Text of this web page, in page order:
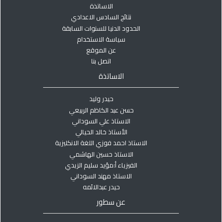
الاساتذة
نتائج السادس الاعدادي
الحدود الدنيا للسنوات السابقة
سياسة الاستخدام
عن الموقع
اتصل بنا
الاساتذة
حيدر وليد
حسن عبد الكاظم الربيعي
الاستاذ علي السوداني
الأستاذ خالد الحيالي
الاستاذ احمد فوزي اللغة الانكليزية
الاستاذ حسين الهاشمي
الفيزياء أ:مؤيد سليم الزيدي
الاستاذ مهند السوداني
حيدر عبدالائمه
عن سطور